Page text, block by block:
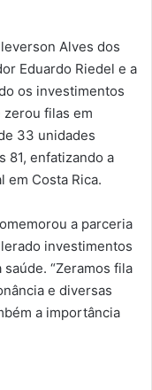
Alves dos
Eduardo Riedel e a
os investimentos
zerou filas em
33 unidades
81, enfatizando a
em Costa Rica.
a parceria
investimentos
“Zeramos fila
e diversas
a importância